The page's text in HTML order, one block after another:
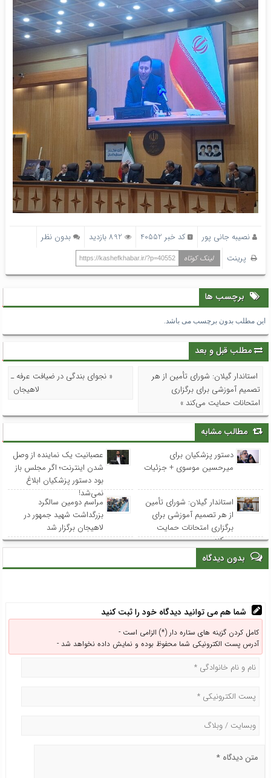
نصیبه جانی پور کد خبر 40552 892 بازدید
بدون نظر
پرینت
لینک کوتاه https://kashefkhabar.ir/?p=40552
برچسب ها
این مطلب بدون برچسب می باشد.
مطلب قبل و بعد
استاندار گیلان: شورای تأمین از هر
تصمیم آموزشی برای برگزاری
امتحانات حمایت می‌کند »
« نجوای بندگی در ضیافت عرفه ـ
لاهیجان
مطالب مشابه
دستور پزشکیان برای
میرحسین موسوی + جزئیات
عصبانیت یک نماینده از وصل
شدن اینترنت؛ اگر مجلس باز
بود دستور پزشکیان ابلاغ
نمی‌شد!
استاندار گیلان: شورای تأمین
از هر تصمیم آموزشی برای
برگزاری امتحانات حمایت
می‌کند
مراسم دومین سالگرد
بزرگداشت شهید جمهور در
لاهیجان برگزار شد
بدون دیدگاه
شما هم می توانید دیدگاه خود را ثبت کنید
کامل کردن گزینه های ستاره دار (*) الزامی است -
آدرس پست الکترونیکی شما محفوظ بوده و نمایش داده نخواهد شد -